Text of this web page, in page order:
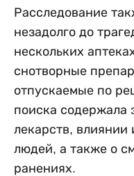
Расследование
незадолго до
нескольких
снотворные
отпускаемые по
поиска содержала
лекарств, влиянии
людей, а также о
ранениях.